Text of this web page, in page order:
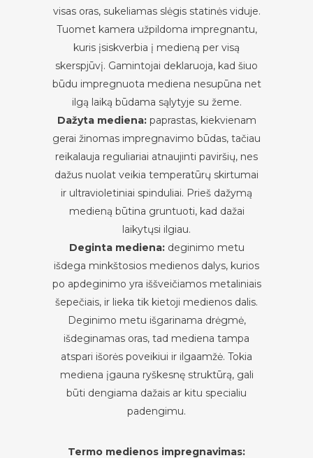
visas oras, sukeliamas slėgis statinės viduje.
Tuomet kamera užpildoma impregnantu,
kuris įsiskverbia į medieną per visą
skerspjūvį. Gamintojai deklaruoja, kad šiuo
būdu impregnuota mediena nesupūna net
ilgą laiką būdama sąlytyje su žeme.
Dažyta mediena:paprastas, kiekvienam
gerai žinomas impregnavimo būdas, tačiau
reikalauja reguliariai atnaujinti paviršių, nes
dažus nuolat veikia temperatūrų skirtumai
ir ultravioletiniai spinduliai. Prieš dažymą
medieną būtina gruntuoti, kad dažai
laikytųsi ilgiau.
Deginta mediena:deginimo metu
išdega minkštosios medienos dalys, kurios
po apdeginimo yra iššveičiamos metaliniais
šepečiais, ir lieka tik kietoji medienos dalis.
Deginimo metu išgarinama drėgmė,
išdeginamas oras, tad mediena tampa
atspari išorės poveikiui ir ilgaamžė. Tokia
mediena įgauna ryškesnę struktūrą, gali
būti dengiama dažais ar kitu specialiu
padengimu.
Termo medienos impregnavimas: